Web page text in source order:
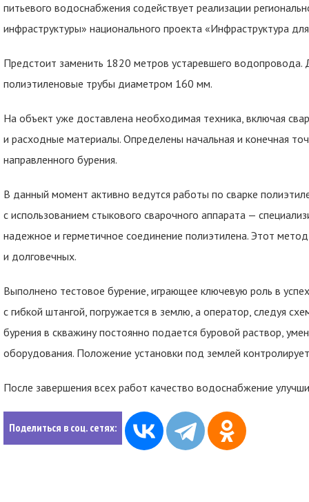
питьевого водоснабжения содействует реализации
инфраструктуры» национального проекта «Инфраструктура
Предстоит заменить 1820 метров устаревшего водопровода.
полиэтиленовые трубы диаметром 160 мм.
На объект уже доставлена необходимая техника, включая
и расходные материалы. Определены начальная и конечная
направленного бурения.
В данный момент активно ведутся работы по сварке
с использованием стыкового сварочного аппарата —
надежное и герметичное соединение полиэтилена. Этот
и долговечных.
Выполнено тестовое бурение, играющее ключевую роль в
с гибкой штангой, погружается в землю, а оператор, следуя
бурения в скважину постоянно подается буровой раствор,
оборудования. Положение установки под землей
После завершения всех работ качество водоснабжение
Поделиться в соц. сетях: